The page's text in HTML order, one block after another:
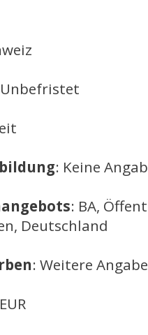
: Keine
: BA,
Deutschland
: Weitere